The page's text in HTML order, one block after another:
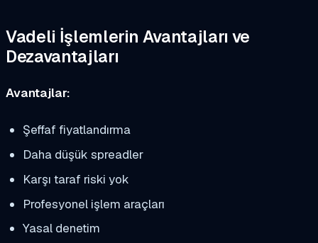
Vadeli İşlemlerin Avantajları ve
Dezavantajları
Avantajlar:
Şeffaf fiyatlandırma
Daha düşük spreadler
Karşı taraf riski yok
Profesyonel işlem araçları
Yasal denetim